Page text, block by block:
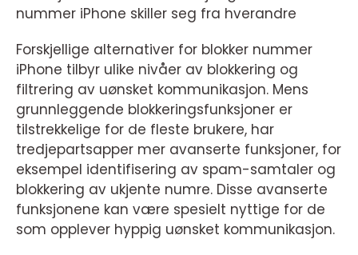
nummer iPhone skiller seg fra hverandre
Forskjellige alternativer for blokker nummer
iPhone tilbyr ulike nivåer av blokkering og
filtrering av uønsket kommunikasjon. Mens
grunnleggende blokkeringsfunksjoner er
tilstrekkelige for de fleste brukere, har
tredjepartsapper mer avanserte funksjoner, for
eksempel identifisering av spam-samtaler og
blokkering av ukjente numre. Disse avanserte
funksjonene kan være spesielt nyttige for de
som opplever hyppig uønsket kommunikasjon.